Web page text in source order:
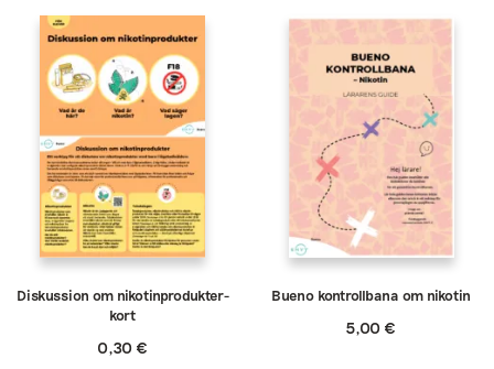
Diskussion om nikotinprodukter-
kort
0,30€
Bueno kontrollbana om nikotin
5,00€